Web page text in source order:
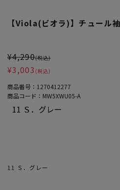
【Viola(ビオラ)】チュール
¥4,290(税込)
¥3,003 (税込)
商品番号： 1270412277
商品コード： MW5XWU05-A
11 Ｓ．グレー